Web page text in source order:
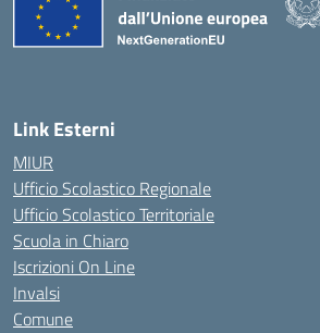
Link Esterni
MIUR
Ufficio Scolastico Regionale
Ufficio Scolastico Territoriale
Scuola in Chiaro
Iscrizioni On Line
Invalsi
Comune